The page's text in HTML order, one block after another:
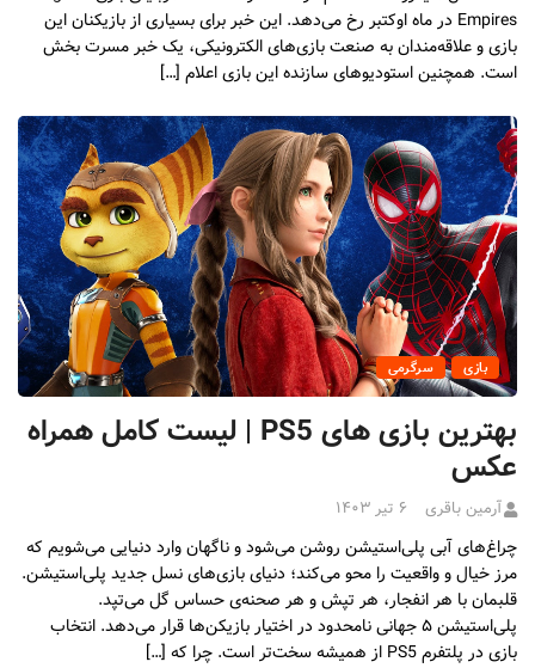
Empires در ماه اوکتبر رخ می‌دهد. این خبر برای بسیاری از بازیکنان این
بازی و علاقه‌مندان به صنعت بازی‌های الکترونیکی، یک خبر مسرت بخش
است. همچنین استودیوهای سازنده این بازی اعلام […]
بازی سرگرمی
بهترین بازی های PS5 | لیست کامل همراه
عکس
آرمین باقری ۶ تیر ۱۴۰۳
چراغ‌های آبی پلی‌استیشن روشن می‌شود و ناگهان وارد دنیایی می‌شویم که
مرز خیال و واقعیت را محو می‌کند؛ دنیای بازی‌های نسل جدید پلی‌استیشن.
قلبمان با هر انفجار، هر تپش و هر صحنه‌ی حساس گل می‌تپد.
پلی‌استیشن ۵ جهانی نامحدود در اختیار بازیکن‌ها قرار می‌دهد. انتخاب
بازی در پلتفرم PS5 از همیشه سخت‌تر است. چرا که […]